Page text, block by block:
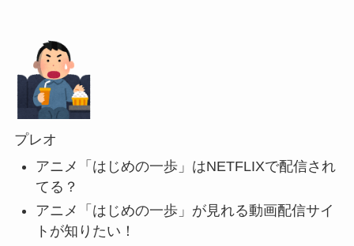
プレオ
アニメ「はじめの一歩」はNETFLIXで配信され
てる？
アニメ「はじめの一歩」が見れる動画配信サイ
トが知りたい！